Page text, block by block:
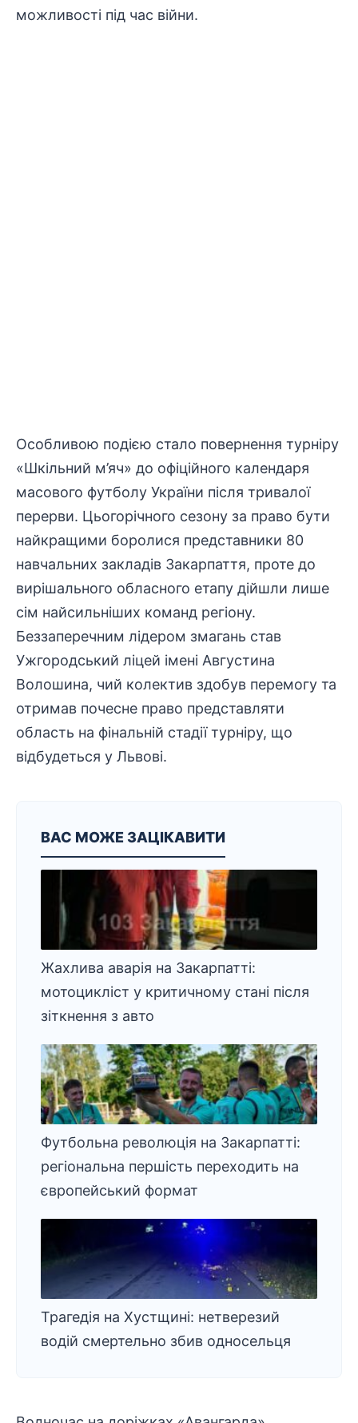
можливості під час війни.
Особливою подією стало повернення турніру
«Шкільний м’яч» до офіційного календаря
масового футболу України після тривалої
перерви. Цьогорічного сезону за право бути
найкращими боролися представники 80
навчальних закладів Закарпаття, проте до
вирішального обласного етапу дійшли лише
сім найсильніших команд регіону.
Беззаперечним лідером змагань став
Ужгородський ліцей імені Августина
Волошина, чий колектив здобув перемогу та
отримав почесне право представляти
область на фінальній стадії турніру, що
відбудеться у Львові.
ВАС МОЖЕ ЗАЦІКАВИТИ
Жахлива аварія на Закарпатті:
мотоцикліст у критичному стані після
зіткнення з авто
Футбольна революція на Закарпатті:
регіональна першість переходить на
європейський формат
Трагедія на Хустщині: нетверезий
водій смертельно збив односельця